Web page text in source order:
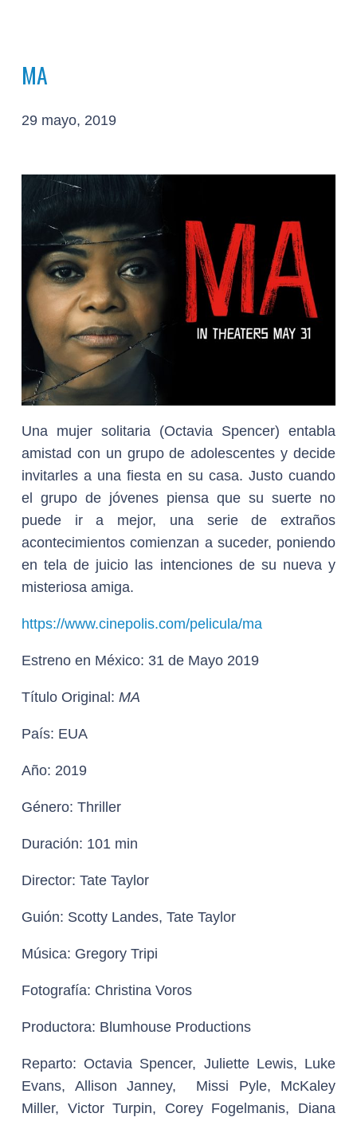
MA
29 mayo, 2019
Una mujer solitaria (Octavia Spencer) entabla
amistad con un grupo de adolescentes y decide
invitarles a una fiesta en su casa. Justo cuando
el grupo de jóvenes piensa que su suerte no
puede ir a mejor, una serie de extraños
acontecimientos comienzan a suceder, poniendo
en tela de juicio las intenciones de su nueva y
misteriosa amiga.
https://www.cinepolis.com/pelicula/ma
Estreno en México: 31 de Mayo 2019
Título Original: MA
País: EUA
Año: 2019
Género: Thriller
Duración: 101 min
Director: Tate Taylor
Guión: Scotty Landes, Tate Taylor
Música: Gregory Tripi
Fotografía: Christina Voros
Productora: Blumhouse Productions
Reparto: Octavia Spencer, Juliette Lewis, Luke
Evans, Allison Janney, Missi Pyle, McKaley
Miller, Victor Turpin, Corey Fogelmanis, Diana